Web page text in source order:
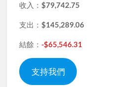
收入：$79,742.75
支出：$145,289.06
結餘：-$65,546.31
支持我們